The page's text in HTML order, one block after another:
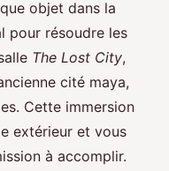
objet dans la
pour résoudre les
The Lost City,
cité maya,
Cette immersion
extérieur et vous
à accomplir.